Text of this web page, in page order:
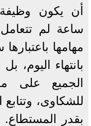
مهامها
بانتهاء اليوم،
للشكاوى،
بقدر